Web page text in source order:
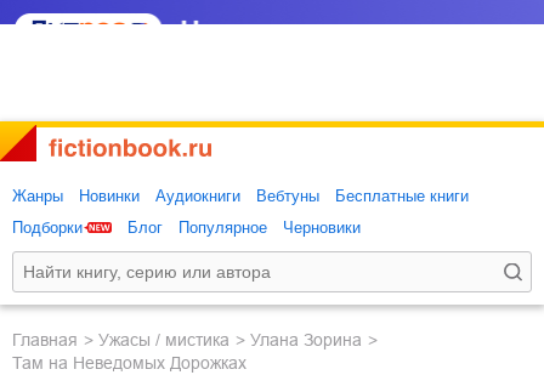
Жанры Новинки Аудиокниги Вебтуны
Бесплатные книги
Подборки
Блог Популярное Черновики
Главная ужасы / мистика
Улана Зорина
Там на Неведомых Дорожках